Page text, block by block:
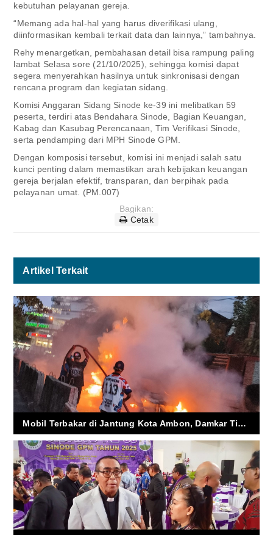
kebutuhan pelayanan gereja.
“Memang ada hal-hal yang harus diverifikasi ulang,
diinformasikan kembali terkait data dan lainnya,” tambahnya.
Rehy menargetkan, pembahasan detail bisa rampung paling
lambat Selasa sore (21/10/2025), sehingga komisi dapat
segera menyerahkan hasilnya untuk sinkronisasi dengan
rencana program dan kegiatan sidang.
Komisi Anggaran Sidang Sinode ke-39 ini melibatkan 59
peserta, terdiri atas Bendahara Sinode, Bagian Keuangan,
Kabag dan Kasubag Perencanaan, Tim Verifikasi Sinode,
serta pendamping dari MPH Sinode GPM.
Dengan komposisi tersebut, komisi ini menjadi salah satu
kunci penting dalam memastikan arah kebijakan keuangan
gereja berjalan efektif, transparan, dan berpihak pada
pelayanan umat. (PM.007)
Bagikan:
Cetak
Artikel Terkait
Mobil Terbakar di Jantung Kota Ambon, Damkar Tiba 9 Menit Usai Laporan